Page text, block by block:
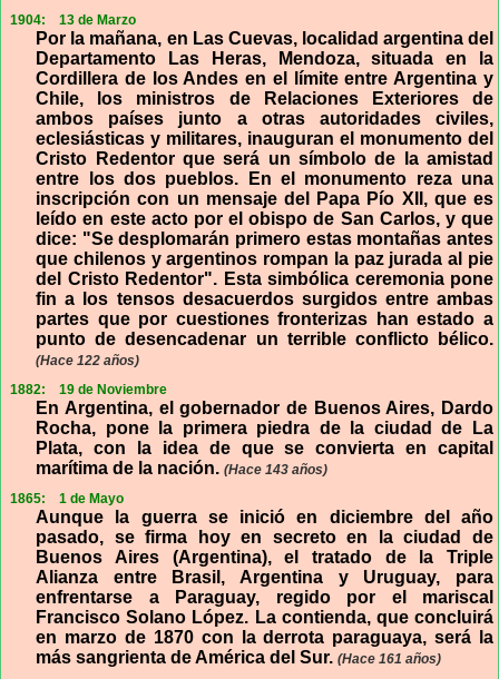
1904:
13 de Marzo
Por la mañana, en Las Cuevas, localidad argentina del
Departamento Las Heras, Mendoza, situada en la
Cordillera de los Andes en el límite entre Argentina y
Chile, los ministros de Relaciones Exteriores de
ambos países junto a otras autoridades civiles,
eclesiásticas y militares, inauguran el monumento del
Cristo Redentor que será un símbolo de la amistad
entre los dos pueblos. En el monumento reza una
inscripción con un mensaje del Papa Pío XII, que es
leído en este acto por el obispo de San Carlos, y que
dice: "Se desplomarán primero estas montañas antes
que chilenos y argentinos rompan la paz jurada al pie
del Cristo Redentor". Esta simbólica ceremonia pone
fin a los tensos desacuerdos surgidos entre ambas
partes que por cuestiones fronterizas han estado a
punto de desencadenar un terrible conflicto bélico.
(Hace 122 años)
1882:
19 de Noviembre
En Argentina, el gobernador de Buenos Aires, Dardo
Rocha, pone la primera piedra de la ciudad de La
Plata, con la idea de que se convierta en capital
marítima de la nación.(Hace 143 años)
1865:
1 de Mayo
Aunque la guerra se inició en diciembre del año
pasado, se firma hoy en secreto en la ciudad de
Buenos Aires (Argentina), el tratado de la Triple
Alianza entre Brasil, Argentina y Uruguay, para
enfrentarse a Paraguay, regido por el mariscal
Francisco Solano López. La contienda, que concluirá
en marzo de 1870 con la derrota paraguaya, será la
más sangrienta de América del Sur.(Hace 161 años)